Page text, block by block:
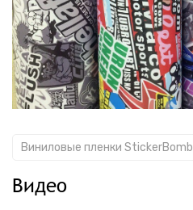
Виниловые пленки StickerBomb
Видео